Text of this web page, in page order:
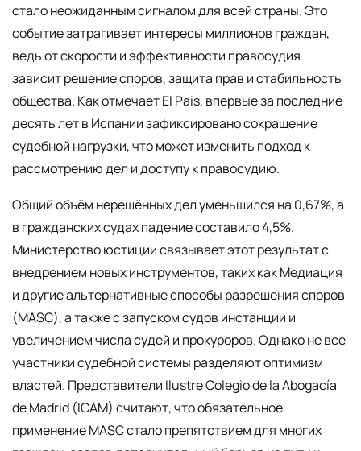
стало неожиданным сигналом для всей страны. Это
событие затрагивает интересы миллионов граждан,
ведь от скорости и эффективности правосудия
зависит решение споров, защита прав и стабильность
общества. Как отмечает El Pais, впервые за последние
десять лет в Испании зафиксировано сокращение
судебной нагрузки, что может изменить подход к
рассмотрению дел и доступу к правосудию.
Общий объём нерешённых дел уменьшился на 0,67%, а
в гражданских судах падение составило 4,5%.
Министерство юстиции связывает этот результат с
внедрением новых инструментов, таких как Медиация
и другие альтернативные способы разрешения споров
(MASC), а также с запуском судов инстанции и
увеличением числа судей и прокуроров. Однако не все
участники судебной системы разделяют оптимизм
властей. Представители Ilustre Colegio de la Abogacía
de Madrid (ICAM) считают, что обязательное
применение MASC стало препятствием для многих